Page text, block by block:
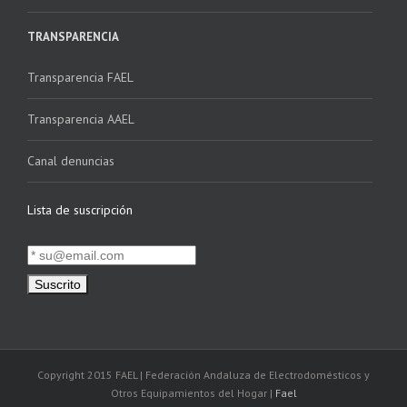
TRANSPARENCIA
Transparencia FAEL
Transparencia AAEL
Canal denuncias
Lista de suscripción
Copyright 2015 FAEL | Federación Andaluza de Electrodomésticos y
Otros Equipamientos del Hogar | Fael